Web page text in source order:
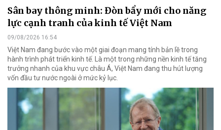
Sân bay thông minh: Đòn bẩy mới cho năng
lực cạnh tranh của kinh tế Việt Nam
09/08/2026 16:54
Việt Nam đang bước vào một giai đoạn mang tính bản lề trong
hành trình phát triển kinh tế. Là một trong những nền kinh tế tăng
trưởng nhanh của khu vực châu Á, Việt Nam đang thu hút lượng
vốn đầu tư nước ngoài ở mức kỷ lục.